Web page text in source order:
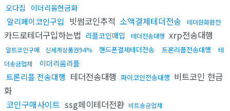
오다집 이더리움현금화
알리페이코인구입 빗썸코인추적 소액결제테더전송 테더원화환전
카드로테더구입하는법 리플코인매입 테더전송대행 xrp전송대행
알트코인구매 신세계상품권94% 핸드폰결제테더전송 트론리플전송대행
테
더송금업체
이더리움리플
트론리플 전송대행 테더전송대행 파이코인전송대행 비트코인 현금
화
코인구매사이트 ssg페이테더전환 비트송금업체